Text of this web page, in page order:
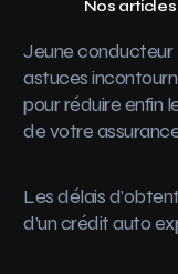
Nos articles
Jeune conducteur
astuces
pour réduire enfin
de votre
Les délais
d’un crédit auto